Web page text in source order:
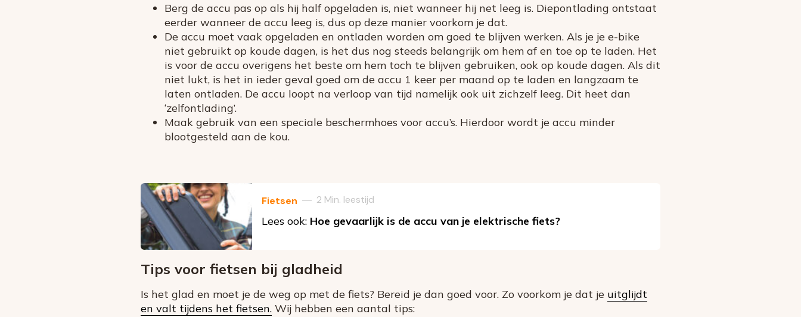
Berg de accu pas op als hij half opgeladen is, niet wanneer hij net leeg is. Diepontlading ontstaat
eerder wanneer de accu leeg is, dus op deze manier voorkom je dat.
De accu moet vaak opgeladen en ontladen worden om goed te blijven werken. Als je je e-bike
niet gebruikt op koude dagen, is het dus nog steeds belangrijk om hem af en toe op te laden. Het
is voor de accu overigens het beste om hem toch te blijven gebruiken, ook op koude dagen. Als dit
niet lukt, is het in ieder geval goed om de accu 1 keer per maand op te laden en langzaam te
laten ontladen. De accu loopt na verloop van tijd namelijk ook uit zichzelf leeg. Dit heet dan
‘zelfontlading’.
Maak gebruik van een speciale beschermhoes voor accu’s. Hierdoor wordt je accu minder
blootgesteld aan de kou.
Fietsen — 2 Min. leestijd
Lees ook: Hoe gevaarlijk is de accu van je elektrische fiets?
Tips voor fietsen bij gladheid
Is het glad en moet je de weg op met de fiets? Bereid je dan goed voor. Zo voorkom je dat je uitglijdt
en valt tijdens het fietsen. Wij hebben een aantal tips: